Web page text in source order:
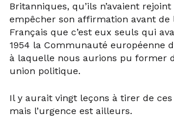
Britanniques, qu’ils n’avaient
empêcher son affirmation avant
Français que c’est eux seuls qui
1954 la Communauté européenne
à laquelle nous aurions pu former
union politique.
Il y aurait vingt leçons à tirer de
mais l’urgence est ailleurs.